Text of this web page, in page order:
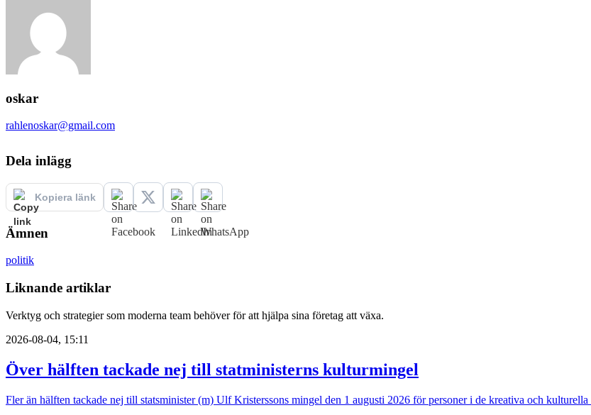
oskar
rahlenoskar@gmail.com
Dela inlägg
Kopiera länk
Ämnen
politik
Liknande artiklar
Verktyg och strategier som moderna team behöver för att hjälpa sina företag att växa.
2026-08-04, 15:11
Över hälften tackade nej till statministerns kulturmingel
Fler än hälften tackade nej till statsminister (m) Ulf Kristerssons mingel den 1 augusti 2026 för personer i de kreativa och kulturella